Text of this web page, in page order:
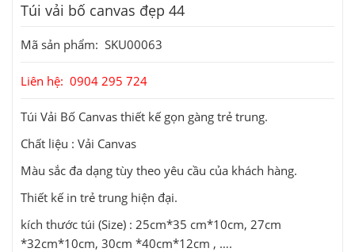
Túi vải bố canvas đẹp 44
Mã sản phẩm: SKU00063
Liên hệ: 0904 295 724
Túi Vải Bố Canvas thiết kế gọn gàng trẻ trung.
Chất liệu : Vải Canvas
Màu sắc đa dạng tùy theo yêu cầu của khách hàng.
Thiết kế in trẻ trung hiện đại.
kích thước túi (Size) : 25cm*35 cm*10cm, 27cm
*32cm*10cm, 30cm *40cm*12cm , ….